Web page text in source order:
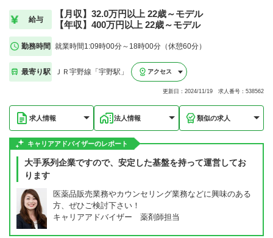
給与
【月収】32.0万円以上 22歳～モデル
【年収】400万円以上 22歳～モデル
勤務時間 就業時間1:09時00分～18時00分（休憩60分）
最寄り駅 ＪＲ宇野線「宇野駅」 アクセス
更新日：2024/11/19 求人番号：538562
求人情報 法人情報 類似の求人
キャリアアドバイザーのレポート
大手系列企業ですので、安定した基盤を持って運営してお
ります
医薬品販売業務やカウンセリング業務などに興味のある
方、ぜひご検討下さい！
キャリアアドバイザー 薬剤師担当